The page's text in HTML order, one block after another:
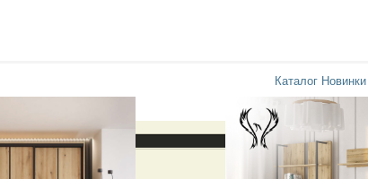
Каталог Новинки